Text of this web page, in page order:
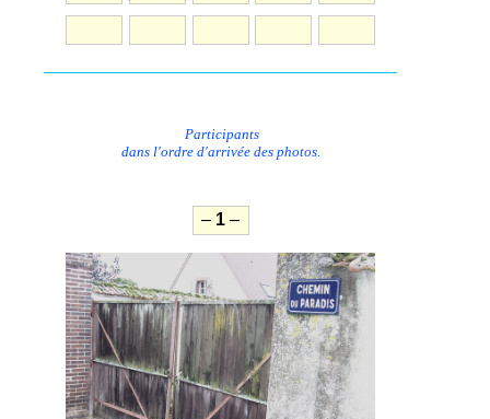
Participants
dans l'ordre d'arrivée des photos.
– 1 –